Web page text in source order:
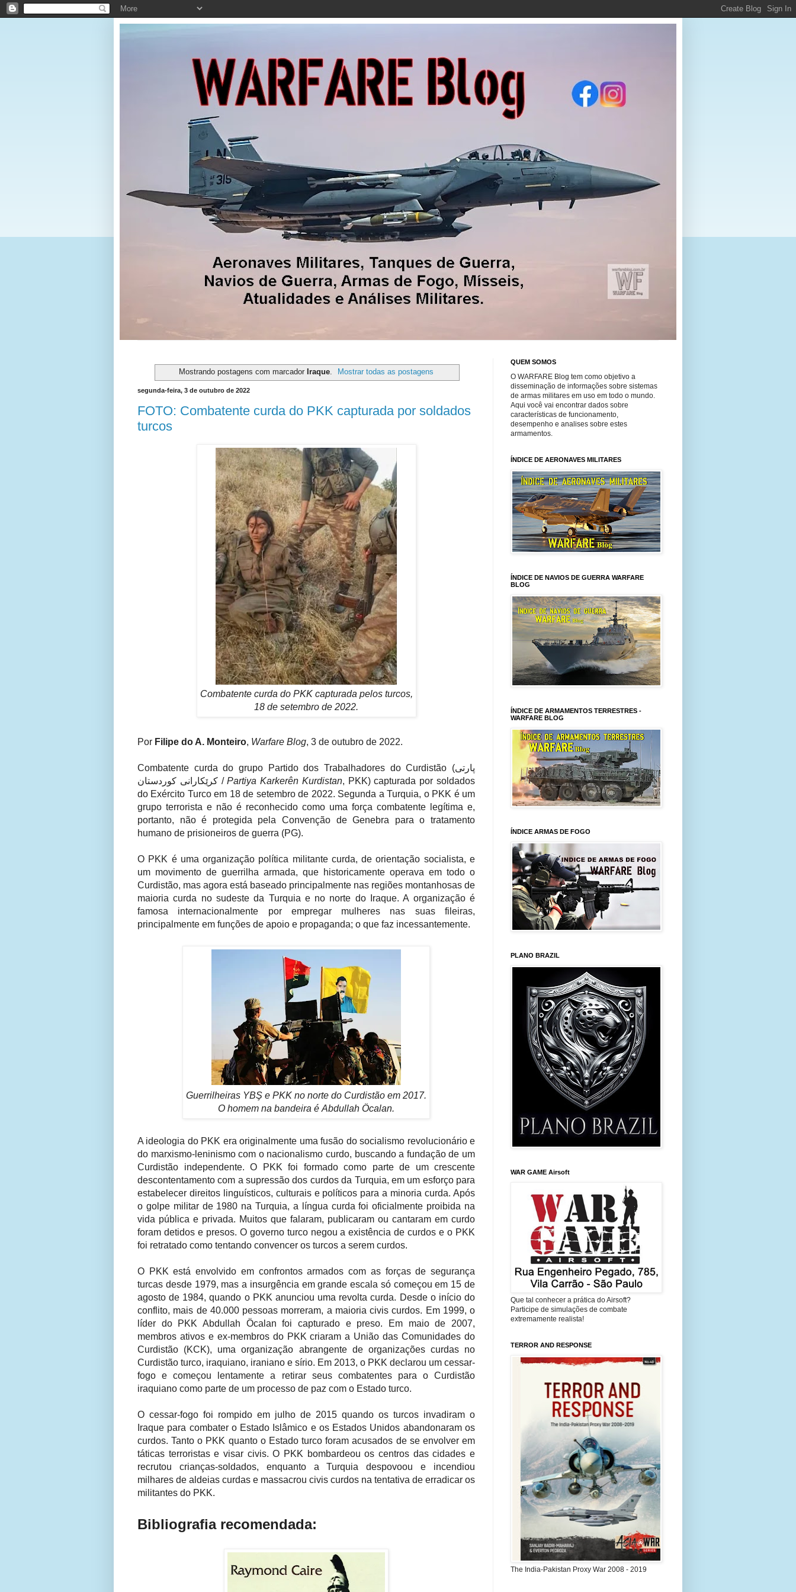
Mostrando postagens com marcador Iraque. Mostrar todas as postagens
segunda-feira, 3 de outubro de 2022
FOTO: Combatente curda do PKK capturada por soldados
turcos
Combatente curda do PKK capturada pelos turcos,
18 de setembro de 2022.
Por Filipe do A. Monteiro, Warfare Blog, 3 de outubro de 2022.
Combatente curda do grupo Partido dos Trabalhadores do Curdistão (پارتی
کرێکارانی کوردستان /Partiya Karkerên Kurdistan, PKK) capturada por soldados
do Exército Turco em 18 de setembro de 2022. Segunda a Turquia, o PKK é um
grupo terrorista e não é reconhecido como uma força combatente legítima e,
portanto, não é protegida pela Convenção de Genebra para o tratamento
humano de prisioneiros de guerra (PG).
O PKK é uma organização política militante curda, de orientação socialista, e
um movimento de guerrilha armada, que historicamente operava em todo o
Curdistão, mas agora está baseado principalmente nas regiões montanhosas de
maioria curda no sudeste da Turquia e no norte do Iraque. A organização é
famosa internacionalmente por empregar mulheres nas suas fileiras,
principalmente em funções de apoio e propaganda; o que faz incessantemente.
Guerrilheiras YBŞ e PKK no norte do Curdistão em 2017.
O homem na bandeira é Abdullah Öcalan.
A ideologia do PKK era originalmente uma fusão do socialismo revolucionário e
do marxismo-leninismo com o nacionalismo curdo, buscando a fundação de um
Curdistão independente. O PKK foi formado como parte de um crescente
descontentamento com a supressão dos curdos da Turquia, em um esforço para
estabelecer direitos linguísticos, culturais e políticos para a minoria curda. Após
o golpe militar de 1980 na Turquia, a língua curda foi oficialmente proibida na
vida pública e privada. Muitos que falaram, publicaram ou cantaram em curdo
foram detidos e presos. O governo turco negou a existência de curdos e o PKK
foi retratado como tentando convencer os turcos a serem curdos.
O PKK está envolvido em confrontos armados com as forças de segurança
turcas desde 1979, mas a insurgência em grande escala só começou em 15 de
agosto de 1984, quando o PKK anunciou uma revolta curda. Desde o início do
conflito, mais de 40.000 pessoas morreram, a maioria civis curdos. Em 1999, o
líder do PKK Abdullah Öcalan foi capturado e preso. Em maio de 2007,
membros ativos e ex-membros do PKK criaram a União das Comunidades do
Curdistão (KCK), uma organização abrangente de organizações curdas no
Curdistão turco, iraquiano, iraniano e sírio. Em 2013, o PKK declarou um cessar-
fogo e começou lentamente a retirar seus combatentes para o Curdistão
iraquiano como parte de um processo de paz com o Estado turco.
O cessar-fogo foi rompido em julho de 2015 quando os turcos invadiram o
Iraque para combater o Estado Islâmico e os Estados Unidos abandonaram os
curdos. Tanto o PKK quanto o Estado turco foram acusados de se envolver em
táticas terroristas e visar civis. O PKK bombardeou os centros das cidades e
recrutou crianças-soldados, enquanto a Turquia despovoou e incendiou
milhares de aldeias curdas e massacrou civis curdos na tentativa de erradicar os
militantes do PKK.
Bibliografia recomendada:
QUEM SOMOS
O WARFARE Blog tem como objetivo a
disseminação de informações sobre sistemas
de armas militares em uso em todo o mundo.
Aqui você vai encontrar dados sobre
características de funcionamento,
desempenho e analises sobre estes
armamentos.
ÍNDICE DE AERONAVES MILITARES
ÍNDICE DE NAVIOS DE GUERRA WARFARE
BLOG
ÍNDICE DE ARMAMENTOS TERRESTRES -
WARFARE BLOG
ÍNDICE ARMAS DE FOGO
PLANO BRAZIL
WAR GAME Airsoft
Que tal conhecer a prática do Airsoft?
Participe de simulações de combate
extremamente realista!
TERROR AND RESPONSE
The India-Pakistan Proxy War 2008 - 2019